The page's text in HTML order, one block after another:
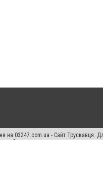
на 03247.com.ua - Сайт Трускавця.
Законом.